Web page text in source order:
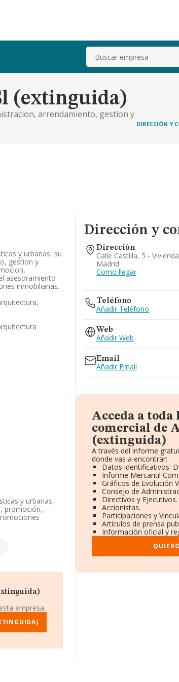
Buscar
(extinguida)
arrendamiento, gestion y
el asesoramiento juridico y tecnico
DIRECCIÓN Y
y urbanas, su
gestion y
asesoramiento
inmobiliarias.
y urbanas,
promoción,
CNAE: 7111 -
Madrid.
media de
Teniendo
constan 4811
información
los 17 años
empresa.
Dirección y
Dirección
Calle Castilla, 5 -
Madrid
Como llegar
Teléfono
Añadir Teléfono
Web
Añadir Web
Email
Añadir Email
Acceda a
comercial de
(extinguida)
A través del informe
donde vas a encontrar:
Datos identificativos:
Informe Mercantil
Gráficos de Evolución
Consejo de
Directivos y Ejecutivos.
Accionistas.
Participaciones y
Artículos de prensa
Información oficial y